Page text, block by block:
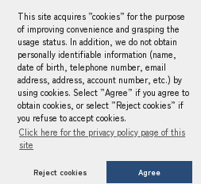
HOME 活動報告 2016年度 エン
メールでお問
お問い合わせ
This site acquires ”cookies” for the purpose
of improving convenience and grasping the
usage status. In addition, we do not obtain
personally identifiable information (name,
date of birth, telephone number, email
address, address, account number, etc.) by
using cookies. Select ”Agree” if you agree to
obtain cookies, or select ”Reject cookies” if
you refuse to accept cookies.
Click here for the privacy policy page of this
site
Reject cookies Agree